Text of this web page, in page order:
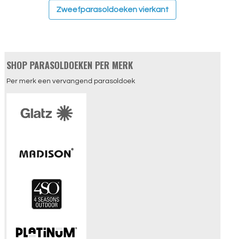
Zweefparasoldoeken vierkant
SHOP PARASOLDOEKEN PER MERK
Per merk een vervangend parasoldoek